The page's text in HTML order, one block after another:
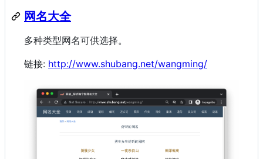
网名大全
多种类型网名可供选择。
链接: http://www.shubang.net/wangming/